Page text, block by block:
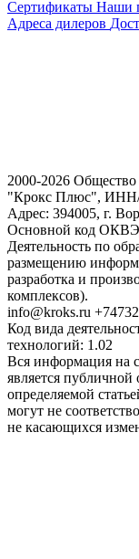
Сертификаты Наши
Адреса дилеров
2000-2026 Общество
"Крокс Плюс", ИНН/
Адрес: 394005, г.
Основной код
Деятельность по
размещению
разработка и
комплексов).
info@kroks.ru
Код вида
технологий: 1.02
Вся информация на
является публичной
определяемой
могут не
не касающихся